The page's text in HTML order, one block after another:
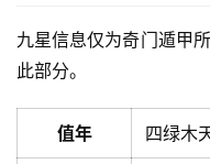
九星信息仅为奇门遁甲
此部分。
值年 四绿木